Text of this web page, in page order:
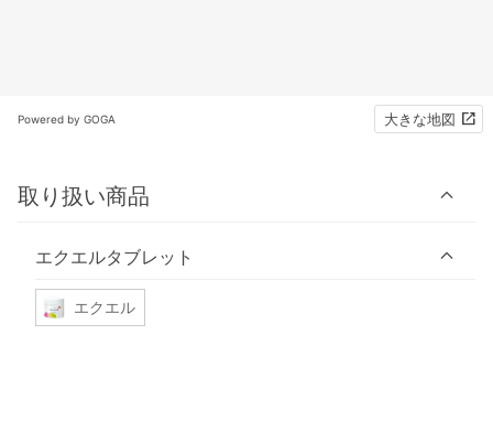
Powered by GOGA 大きな地図
取り扱い商品
エクエルタブレット
エクエル